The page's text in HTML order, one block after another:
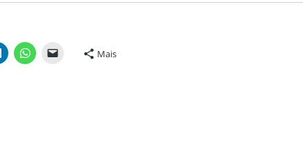
Mais